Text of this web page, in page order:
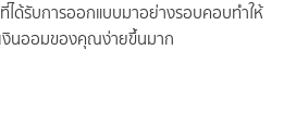
ด้รับการออกแบบมาอย่างรอบคอบทำให้
เงินออมของคุณง่ายขึ้นมาก